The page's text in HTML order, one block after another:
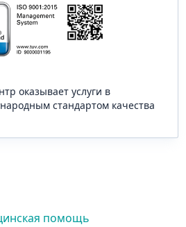
оказывает услуги в
стандартом качества
помощь